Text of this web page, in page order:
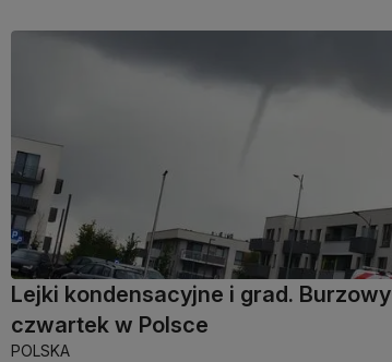
Lejki kondensacyjne i grad. Burzowy
czwartek w Polsce
POLSKA